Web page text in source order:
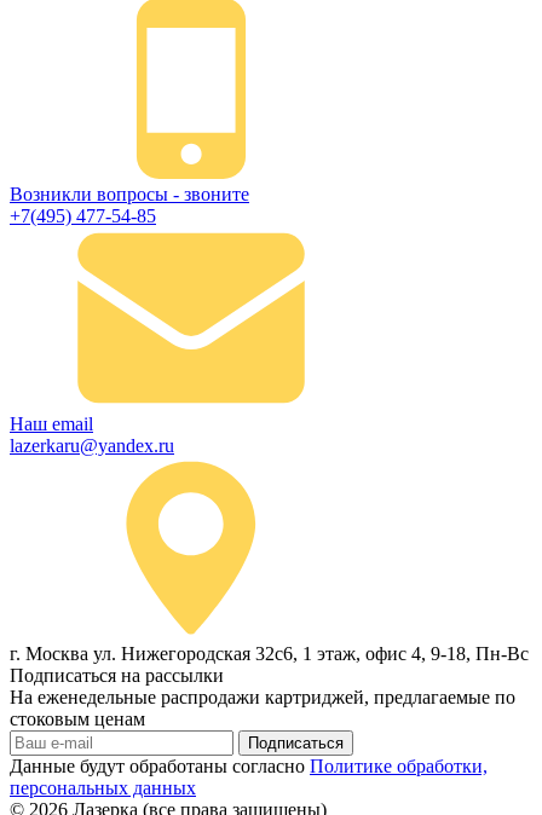
Возникли вопросы - звоните
+7(495) 477-54-85
Наш email
lazerkaru@yandex.ru
г. Москва ул. Нижегородская 32с6, 1 этаж, офис 4, 9-18, Пн-Вс
Подписаться на рассылки
На еженедельные распродажи картриджей, предлагаемые по
стоковым ценам
Подписаться
Данные будут обработаны согласно Политике обработки,
персональных данных
© 2026 Лазерка (все права защищены)